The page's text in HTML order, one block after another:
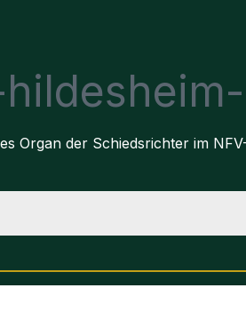
Organ der Schiedsrichter im